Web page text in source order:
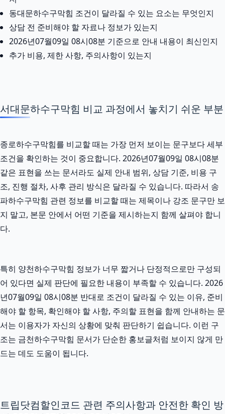
동대문하수구막힘 조건이 달라질 수 있는 요소는 무엇인지
상담 전 준비해야 할 자료나 정보가 있는지
2026년07월09일 08시08분 기준으로 안내 내용이 최신인지
추가 비용, 제한 사항, 주의사항이 있는지
서대문하수구막힘 비교 과정에서 놓치기 쉬운 부분
종로하수구막힘를 비교할 때는 가장 먼저 보이는 문구보다 세부
조건을 확인하는 것이 중요합니다. 2026년07월09일 08시08분
같은 표현을 쓰는 문서라도 실제 안내 범위, 상담 기준, 비용 구
조, 진행 절차, 사후 관리 방식은 달라질 수 있습니다. 따라서 송
파하수구막힘 관련 정보를 비교할 때는 제목이나 강조 문구만 보
지 말고, 본문 안에서 어떤 기준을 제시하는지 함께 살펴야 합니
다.
특히 양천하수구막힘 정보가 너무 짧거나 단정적으로만 구성되
어 있다면 실제 판단에 필요한 내용이 부족할 수 있습니다. 2026
년07월09일 08시08분 반대로 조건이 달라질 수 있는 이유, 준비
해야 할 항목, 확인해야 할 사항, 주의할 표현을 함께 안내하는 문
서는 이용자가 자신의 상황에 맞춰 판단하기 쉽습니다. 이런 구
조는 금천하수구막힘 문서가 단순한 홍보글처럼 보이지 않게 만
드는 데도 도움이 됩니다.
트립닷컴할인코드 관련 주의사항과 안전한 확인 방